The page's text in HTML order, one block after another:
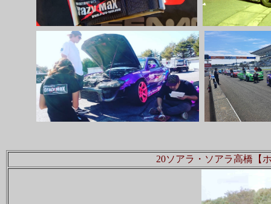
20ソアラ・ソアラ高橋【